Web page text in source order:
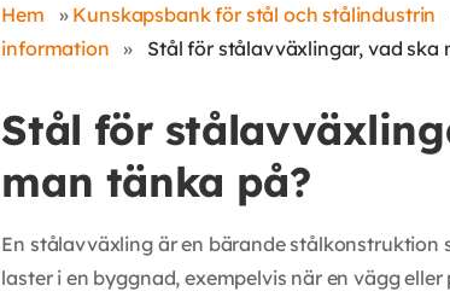
Hem » Kunskapsbank för stål och stålindustrin
information
» Stål för stålavväxlingar, vad ska
Stål för
man tänka på?
En stålavväxling är en bärande stålkonstruktion
laster i en byggnad, exempelvis när en vägg